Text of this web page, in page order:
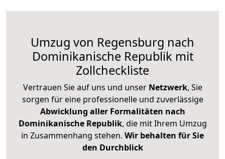
Umzug von Regensburg nach
Dominikanische Republik mit
Zollcheckliste
Vertrauen Sie auf uns und unser Netzwerk, Sie
sorgen für eine professionelle und zuverlässige
Abwicklung aller Formalitäten nach
Dominikanische Republik, die mit Ihrem Umzug
in Zusammenhang stehen. Wir behalten für Sie
den Durchblick